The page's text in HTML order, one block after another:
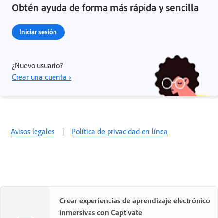
Obtén ayuda de forma más rápida y sencilla
Iniciar sesión
¿Nuevo usuario?
Crear una cuenta ›
Avisos legales | Política de privacidad en línea
Crear experiencias de aprendizaje electrónico
inmersivas con Captivate